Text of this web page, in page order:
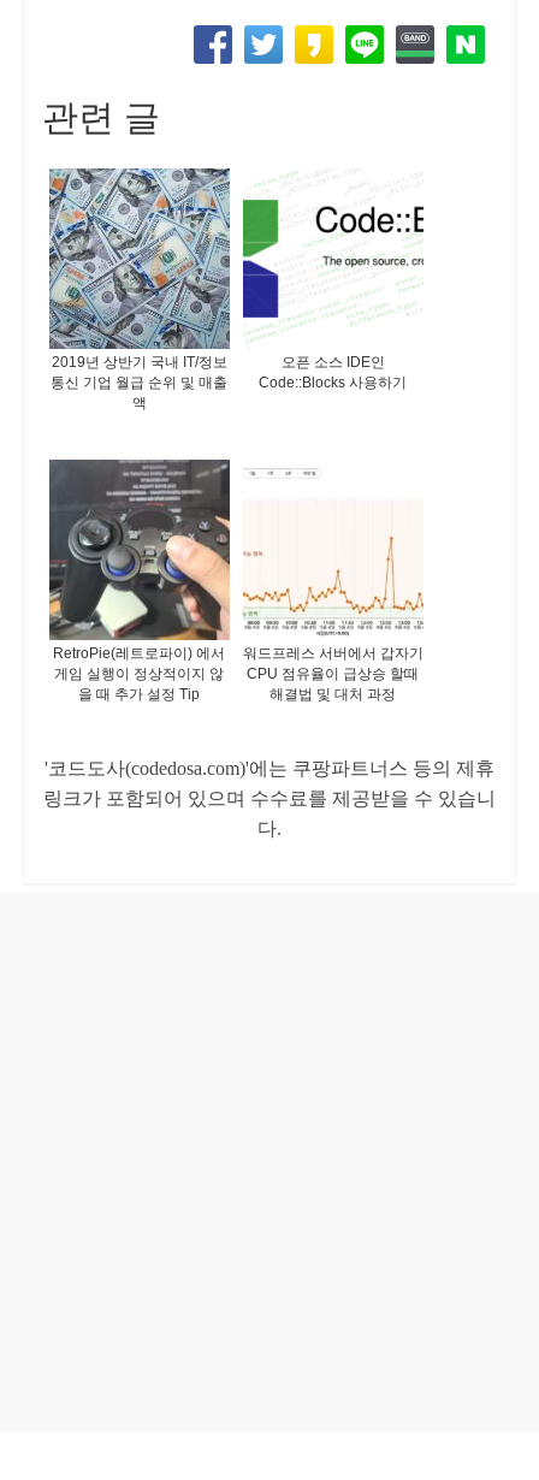
관련 글
2019년 상반기 국내 IT/정보
통신 기업 월급 순위 및 매출
액
오픈 소스 IDE인
Code::Blocks 사용하기
RetroPie(레트로파이) 에서
게임 실행이 정상적이지 않
을 때 추가 설정 Tip
워드프레스 서버에서 갑자기
CPU 점유율이 급상승 할때
해결법 및 대처 과정
'코드도사(codedosa.com)'에는 쿠팡파트너스 등의 제휴
링크가 포함되어 있으며 수수료를 제공받을 수 있습니
다.